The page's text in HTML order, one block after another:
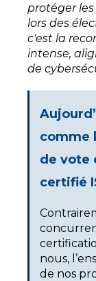
protéger
lors des
c'est la
intense,
de
comme
de vote
certifié
nous,
de nos